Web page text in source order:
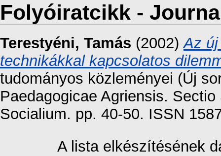
Folyóiratcikk -
Terestyéni, Tamás (2002)Az
technikákkal kapcsolatos
tudományos közleményei (Új
Paedagogicae Agriensis.
Socialium. pp. 40-50. ISSN
A lista elkészítésének